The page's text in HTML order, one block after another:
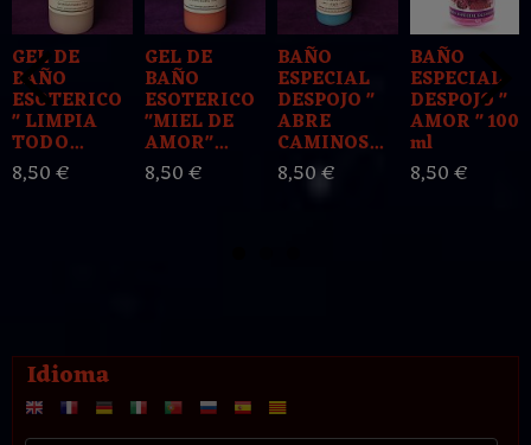
Idioma
GEL DE
BAÑO
ESOTERICO
" LIMPIA
TODO...
8,50 €
GEL DE
BAÑO
ESOTERICO
"MIEL DE
AMOR"...
8,50 €
BAÑO
ESPECIAL
DESPOJO "
ABRE
CAMINOS...
8,50 €
BAÑO
ESPECIAL
DESPOJO "
AMOR " 100
ml
8,50 €